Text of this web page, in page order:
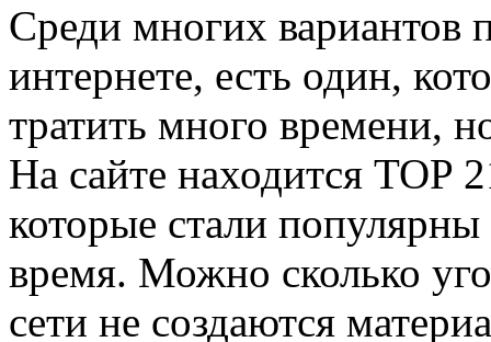
Среди многих вариантов
интернете, есть один,
тратить много времени,
На сайте находится TOP
которые стали популярны
время. Можно сколько
сети не создаются